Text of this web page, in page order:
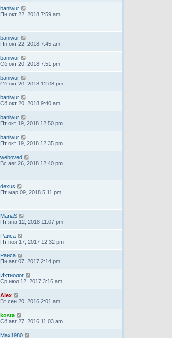
baniwur
Пн окт 22, 2018 7:59 am
baniwur
Пн окт 22, 2018 7:45 am
baniwur
Сб окт 20, 2018 7:51 pm
baniwur
Сб окт 20, 2018 12:08 pm
baniwur
Сб окт 20, 2018 9:40 am
baniwur
Пт окт 19, 2018 12:50 pm
baniwur
Пт окт 19, 2018 12:35 pm
weboved
Вс авг 26, 2018 12:40 pm
dexus
Пт мар 09, 2018 5:11 pm
MariaS
Пт янв 12, 2018 11:07 pm
Раиса
Пт ноя 17, 2017 12:32 pm
Раиса
Пн авг 07, 2017 2:14 pm
Ихтиолог
Ср июл 12, 2017 3:16 am
Alex
Вт сен 20, 2016 2:01 am
kosta
Сб авг 27, 2016 11:03 am
Max1980